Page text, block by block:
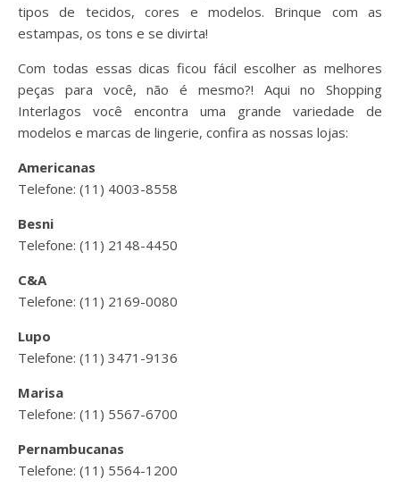
tipos de tecidos, cores e modelos. Brinque com as
estampas, os tons e se divirta!
Com todas essas dicas ficou fácil escolher as melhores
peças para você, não é mesmo?! Aqui no Shopping
Interlagos você encontra uma grande variedade de
modelos e marcas de lingerie, confira as nossas lojas:
Americanas
Telefone: (11) 4003-8558
Besni
Telefone: (11) 2148-4450
C&A
Telefone: (11) 2169-0080
Lupo
Telefone: (11) 3471-9136
Marisa
Telefone: (11) 5567-6700
Pernambucanas
Telefone: (11) 5564-1200